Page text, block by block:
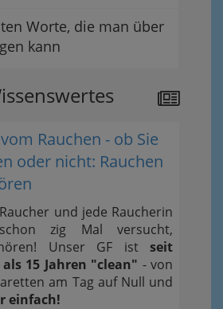
Worte, die man über
kann
Rauchen - ob Sie
oder nicht: Rauchen
und jede Raucherin
zig Mal versucht,
Unser GF ist seit
15 Jahren "clean" - von
am Tag auf Null und
einfach!